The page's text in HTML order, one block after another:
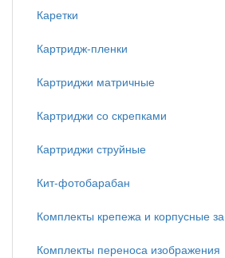
Каретки
Картридж-пленки
Картриджи матричные
Картриджи со скрепками
Картриджи струйные
Кит-фотобарабан
Комплекты крепежа и корпусные за
Комплекты переноса изображения